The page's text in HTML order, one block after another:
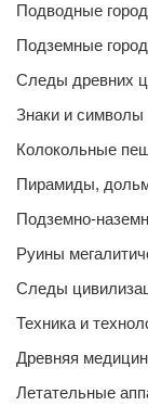
Подводные
Подземные
Следы древних
Знаки и символы
Колокольные
Пирамиды,
Подземно-
Руины
Следы
Техника и
Древняя
Летательные